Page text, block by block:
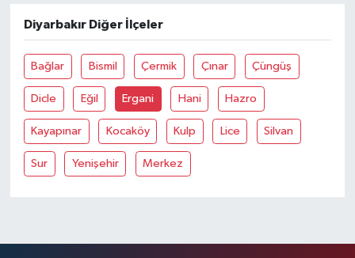
Diyarbakır Diğer İlçeler
Bağlar Bismil Çermik Çınar Çüngüş
Dicle Eğil Ergani Hani Hazro
Kayapınar Kocaköy Kulp Lice Silvan
Sur Yenişehir Merkez